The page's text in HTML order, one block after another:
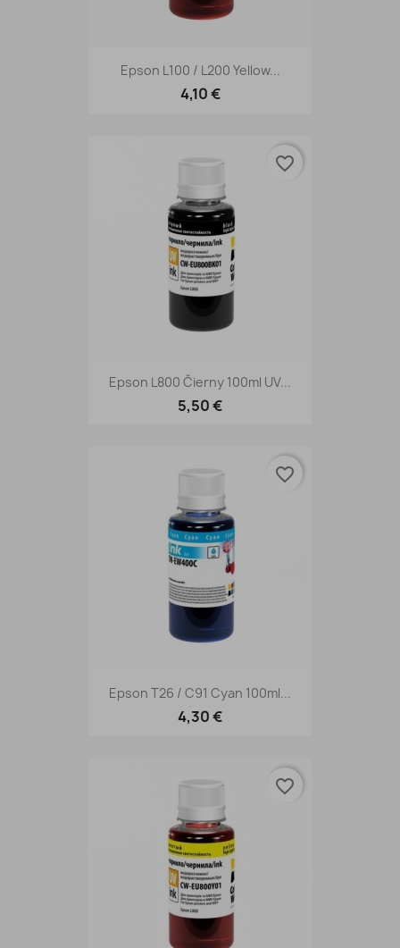
Epson L100 / L200 Yellow...
4,10 €
Epson L800 Čierny 100ml UV...
5,50 €
favorite_border
Epson T26 / C91 Cyan 100ml...
4,30 €
favorite_border
favorite_border